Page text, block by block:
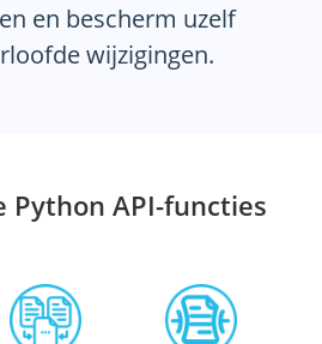
en bescherm uzelf
wijzigingen.
Python API-functies